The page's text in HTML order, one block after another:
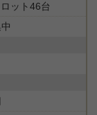
ット46台